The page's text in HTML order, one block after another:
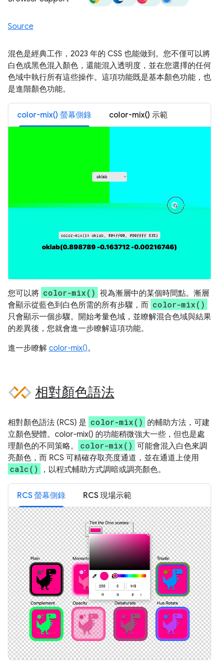
Source
混色是經典工作，2023 年的 CSS 也能做到。您不僅可以將
白色或黑色混入顏色，還能混入透明度，並在您選擇的任何
色域中執行所有這些操作。這項功能既是基本顏色功能，也
是進階顏色功能。
color-mix() 螢幕側錄 color-mix() 示範
您可以將 color-mix() 視為漸層中的某個時間點。漸層
會顯示從藍色到白色所需的所有步驟，而 color-mix()
只會顯示一個步驟。開始考量色域，並瞭解混合色域與結果
的差異後，您就會進一步瞭解這項功能。
進一步瞭解 color-mix()。
相對顏色語法
相對顏色語法 (RCS) 是 color-mix() 的輔助方法，可建
立顏色變體。color-mix() 的功能稍微強大一些，但也是處
理顏色的不同策略。
color-mix() 可能會混入白色來調
亮顏色，而 RCS 可精確存取亮度通道，並在通道上使用
calc() ，以程式輔助方式調暗或調亮顏色。
RCS 螢幕側錄 RCS 現場示範